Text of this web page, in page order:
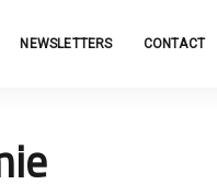
NEWSLETTERS CONTACT